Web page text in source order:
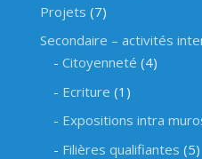
Projets (7)
Secondaire – activités
Citoyenneté (4)
Ecriture (1)
Expositions intra
Filières qualifiantes (5)